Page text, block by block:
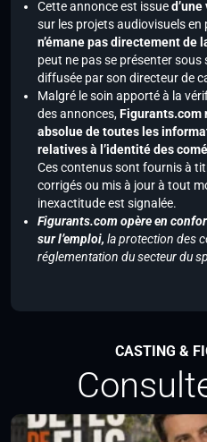
Cette annonce est issue
sur les projets audiovisuels en
n’émane pas directement de
peut ne pas se présenter
diffusée par son directeur de
Malgré le soin apporté à la
des annonces,Figurants.com
absolue de toutes les
relatives à l’identité des
Ces contenus sont fournis à
corrigés ou mis à jour à tout
inexactitude est signalée.
Figurants.com opère en
sur l’emploi, la protection des
réglementation du secteur du
CASTING &